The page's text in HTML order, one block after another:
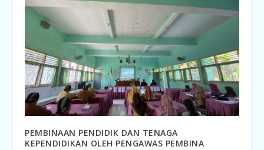
PEMBINAAN PENDIDIK DAN TENAGA
KEPENDIDIKAN OLEH PENGAWAS PEMBINA